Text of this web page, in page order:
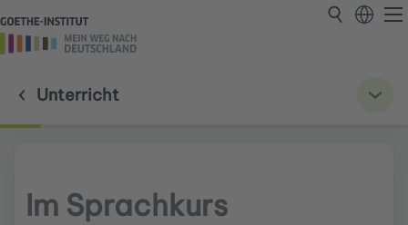
Unterricht
Im Sprachkurs